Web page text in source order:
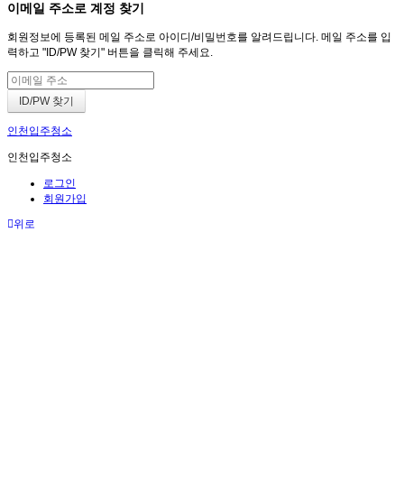
이메일 주소로 계정 찾기
회원정보에 등록된 메일 주소로 아이디/비밀번호를 알려드립니다. 메일 주소를 입
력하고 "ID/PW 찾기" 버튼을 클릭해 주세요.
인천입주청소
인천입주청소
로그인
회원가입
위로